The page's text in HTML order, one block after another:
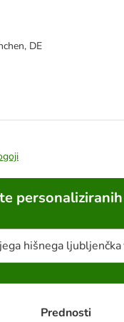
DE
hišnega ljubljenčka
Prednosti